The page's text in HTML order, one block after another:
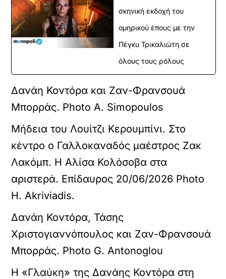
σκηνική εκδοχή του
ομηρικού έπους με την
Πέγκυ Τρικαλιώτη σε
όλους τους ρόλους
Δανάη Κοντόρα και Ζαν-Φρανσουά
Μπορράς. Photo A. Simopoulos
Μήδεια του Λουίτζι Κερουμπίνι. Στο
κέντρο ο Γαλλοκαναδός μαέστρος Ζακ
Λακόμπ. Η Αλίσα Κολόσοβα στα
αριστερά. Επίδαυρος 20/06/2026 Photo
H. Akriviadis.
Δανάη Κοντόρα, Τάσης
Χριστογιαννόπουλος και Ζαν-Φρανσουά
Μπορράς. Photo G. Antonoglou
Η «Γλαύκη» της Δανάης Κοντόρα στη